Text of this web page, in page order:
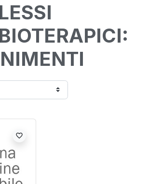
favorite_border